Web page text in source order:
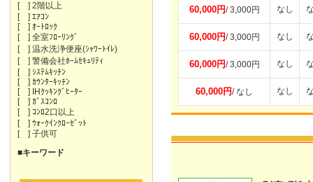
[ ] 2階以上
[ ] ｴｱｺﾝ
[ ] ｵｰﾄﾛｯｸ
[ ] 全室ﾌﾛｰﾘﾝｸﾞ
[ ] 温水洗浄便座(ｼｬﾜｰﾄｲﾚ)
[ ] 警備会社ﾎｰﾑｾｷｭﾘﾃｨ
[ ] ｼｽﾃﾑｷｯﾁﾝ
[ ] ｶｳﾝﾀｰｷｯﾁﾝ
[ ] IHｸｯｷﾝｸﾞﾋｰﾀｰ
[ ] ｶﾞｽｺﾝﾛ
[ ] ｺﾝﾛ2口以上
[ ] ｳｫｰｸｲﾝｸﾛｰｾﾞｯﾄ
[ ] 子供可
■キーワード
60,000円/ 3,000円 なし
60,000円/ 3,000円 なし
60,000円/ 3,000円 なし
60,000円/ なし なし